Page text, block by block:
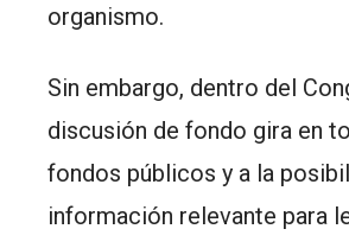
organismo.
Sin embargo, dentro del
discusión de fondo gira en
fondos públicos y a la
información relevante para